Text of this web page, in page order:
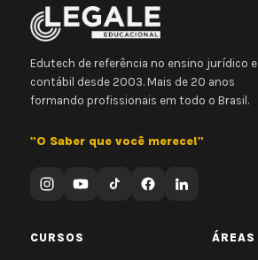
Edutech de referência no ensino jurídico e
contábil desde 2003. Mais de 20 anos
formando profissionais em todo o Brasil.
"O Saber que você merece!"
CURSOS ÁREAS